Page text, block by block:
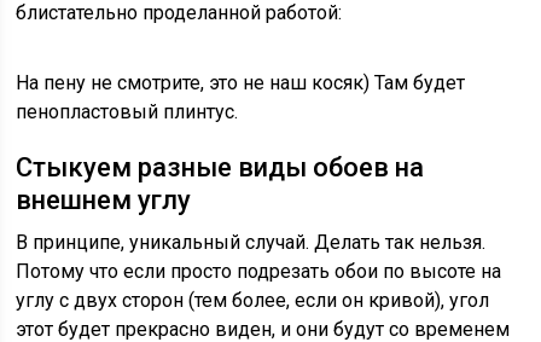
блистательно проделанной работой:
На пену не смотрите, это не наш косяк) Там будет
пенопластовый плинтус.
Стыкуем разные виды обоев на
внешнем углу
В принципе, уникальный случай. Делать так нельзя.
Потому что если просто подрезать обои по высоте на
углу с двух сторон (тем более, если он кривой), угол
этот будет прекрасно виден, и они будут со временем